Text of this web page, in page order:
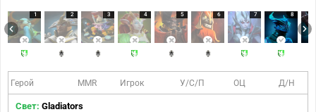
1 2 3 4 5 6 7 8
Герой MMR Игрок У/С/П ОЦ Д/Н
Свет: Gladiators